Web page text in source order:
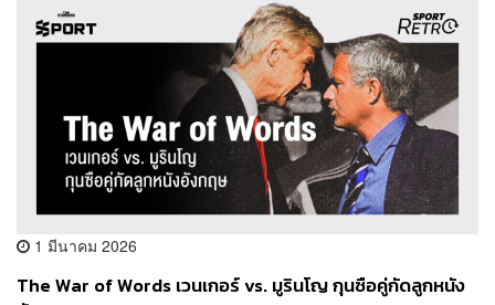
1 มีนาคม 2026
The War of Words เวนเกอร์ vs. มูรินโญ กุนซือคู่กัดลูกหนัง